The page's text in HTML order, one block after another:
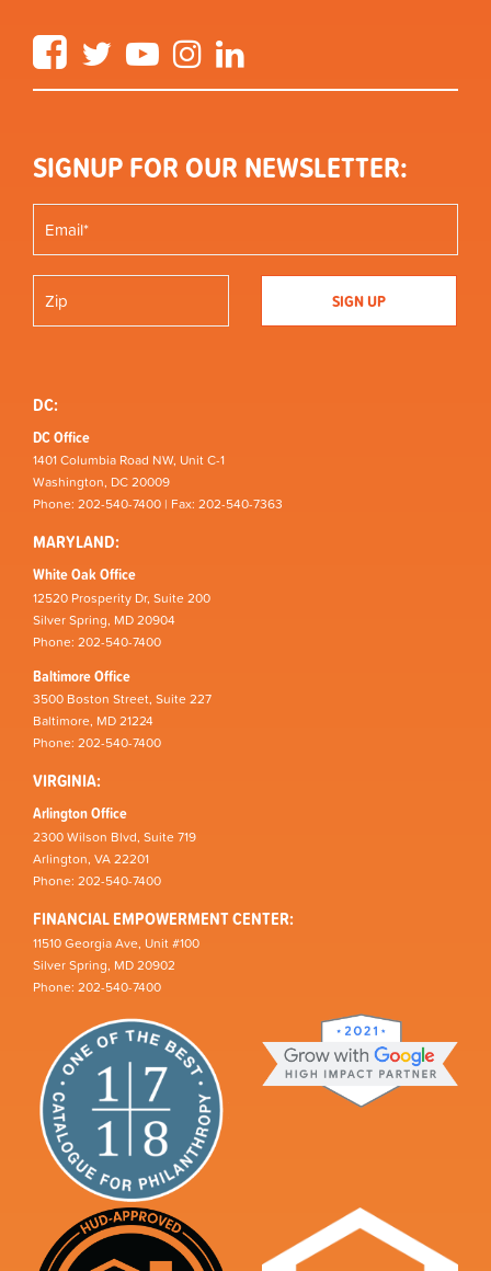
FacebookTwitter YouTube Instagram
SIGNUP FOR OUR NEWSLETTER:
DC:
DC Office
1401 Columbia Road NW, Unit C-1
Washington, DC 20009
Phone: 202-540-7400 | Fax: 202-540-7363
MARYLAND:
White Oak Office
12520 Prosperity Dr, Suite 200
Silver Spring, MD 20904
Phone: 202-540-7400
Baltimore Office
3500 Boston Street, Suite 227
Baltimore, MD 21224
Phone: 202-540-7400
VIRGINIA:
Arlington Office
2300 Wilson Blvd, Suite 719
Arlington, VA 22201
Phone: 202-540-7400
FINANCIAL EMPOWERMENT CENTER:
11510 Georgia Ave, Unit #100
Silver Spring, MD 20902
Phone: 202-540-7400